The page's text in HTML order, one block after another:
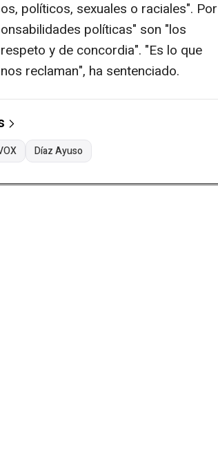
políticos, sexuales o raciales". Por
políticas" son "los
y de concordia". "Es lo que
reclaman", ha sentenciado.
Díaz Ayuso